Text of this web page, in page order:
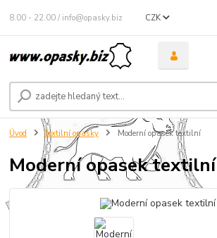
CZK
8.00 - 22.00 / info@opasky.biz
Úvod Textilní opasky Moderní opasek textilní
Moderní opasek textilní